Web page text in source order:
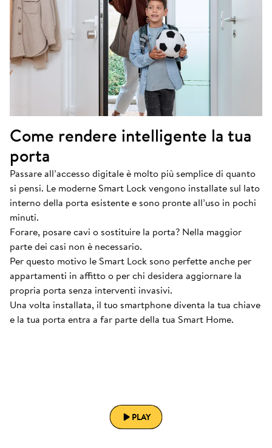
Come rendere intelligente la tua
porta
Passare all’accesso digitale è molto più semplice di quanto
si pensi. Le moderne Smart Lock vengono installate sul lato
interno della porta esistente e sono pronte all’uso in pochi
minuti.
Forare, posare cavi o sostituire la porta? Nella maggior
parte dei casi non è necessario.
Per questo motivo le Smart Lock sono perfette anche per
appartamenti in affitto o per chi desidera aggiornare la
propria porta senza interventi invasivi.
Una volta installata, il tuo smartphone diventa la tua chiave
e la tua porta entra a far parte della tua Smart Home.
PLAY